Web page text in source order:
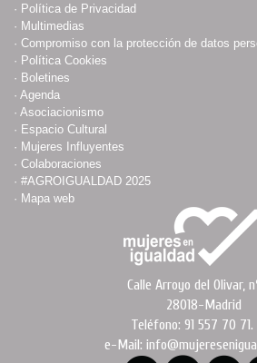
· Política de Privacidad
· Multimedias
· Compromiso con la protección de datos
· Política Cookies
· Boletines
· Agenda
· Asociacionismo
· Espacio Cultural
· Mujeres Influyentes
· Colaboraciones
· #AGROIGUALDAD 2025
· Mapa web
Calle Arroyo del Olivar,
28018-Madrid
Teléfono: 91 557 70 71.
e-Mail: